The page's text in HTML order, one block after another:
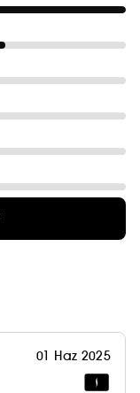
01 Haz 2025